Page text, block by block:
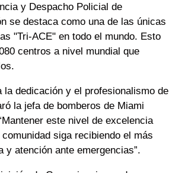
y Despacho Policial de
se destaca como una de las únicas
"Tri-ACE" en todo el mundo. Esto
centros a nivel mundial que
la dedicación y el profesionalismo de
la jefa de bomberos de Miami
este nivel de excelencia
siga recibiendo el más
y atención ante emergencias”.